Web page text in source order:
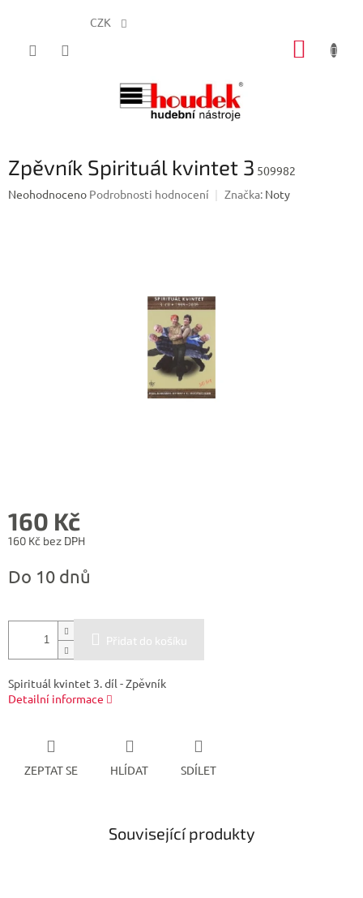
CZK
Zpěvník Spirituál kvintet 3 509982
Průměrné
Neohodnoceno Podrobnosti hodnocení Značka: Noty
160 Kč
160 Kč bez DPH
cena:
Do 10 dnů
Přidat do košíku
Spirituál kvintet 3. díl - Zpěvník
Detailní informace
ZEPTAT SE HLÍDAT SDÍLET
Související produkty